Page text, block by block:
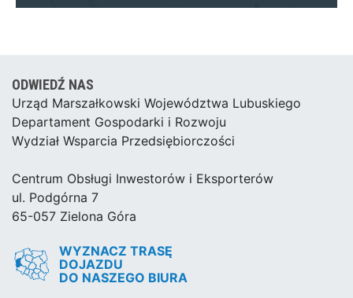
ODWIEDŹ NAS
Urząd Marszałkowski Województwa Lubuskiego
Departament Gospodarki i Rozwoju
Wydział Wsparcia Przedsiębiorczości
Centrum Obsługi Inwestorów i Eksporterów
ul. Podgórna 7
65-057 Zielona Góra
WYZNACZ TRASĘ
DOJAZDU
DO NASZEGO BIURA